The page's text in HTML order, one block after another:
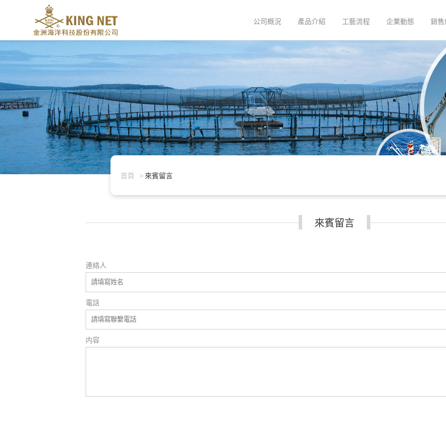
公司概況 產品介紹 工藝流程 企業動態 銷售
首頁 來賓留言
來賓留言
連絡人
電話
内容